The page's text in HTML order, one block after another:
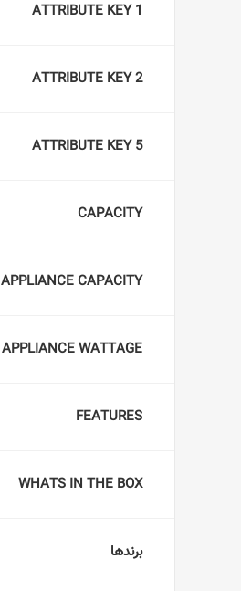
ATTRIBUTE KEY 1
ATTRIBUTE KEY 2
ATTRIBUTE KEY 5
CAPACITY
APPLIANCE CAPACITY
APPLIANCE WATTAGE
FEATURES
WHATS IN THE BOX
برندها